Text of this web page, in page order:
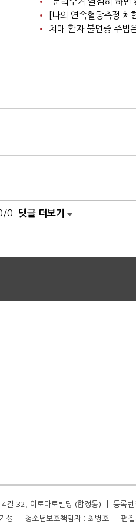
[나의 연속혈당측정
치매 환자 불면증 주범
0 댓글 더보기
4길 32, 이토마토빌딩 (합정동) ㅣ 등
성 ㅣ 청소년보호책임자 : 최병호 ㅣ